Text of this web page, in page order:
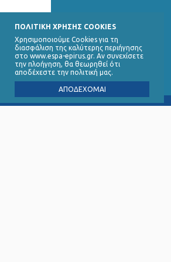
ΠΟΛΙΤΙΚΗ ΧΡΗΣΗΣ COOKIES
Χρησιμοποιούμε Cookies για τη
διασφάλιση της καλύτερης περιήγησης
στο www.espa-epirus.gr. Αν συνεχίσετε
την πλοήγηση, θα θεωρηθεί ότι
αποδέχεστε την πολιτική μας.
ΑΠΟΔΕΧΟΜΑΙ